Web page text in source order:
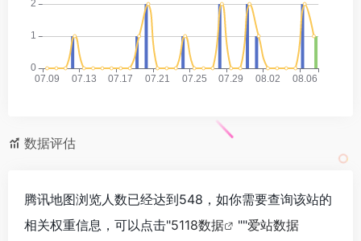
数据评估
腾讯地图浏览人数已经达到548，如你需要查询该站的
相关权重信息，可以点击"5118数据 ""爱站数据